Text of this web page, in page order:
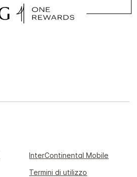
InterContinental Mobile
Termini di utilizzo